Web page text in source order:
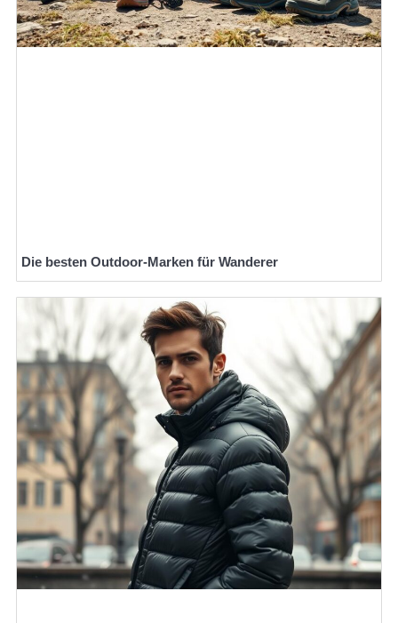
Die besten Outdoor-Marken für Wanderer